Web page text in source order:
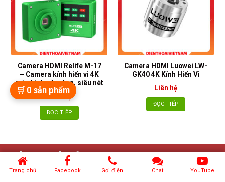
Camera HDMI Relife M-17
– Camera kính hiển vi 4K
màn hình cảm ứng, siêu nét
Liên hệ
ĐỌC TIẾP
Camera HDMI Luowei LW-
GK40 4K Kính Hiển Vi
Liên hệ
ĐỌC TIẾP
THÔNG TIN LIÊN HỆ
Trang chủ Facebook Gọi điện Chat YouTube
🛒 0 sản phẩm